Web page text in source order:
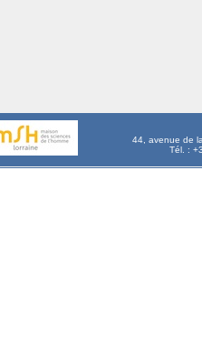
44, avenue de
Tél. :